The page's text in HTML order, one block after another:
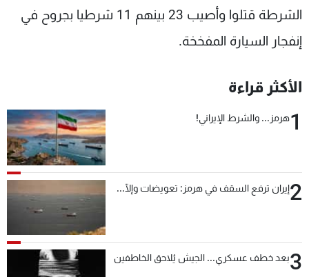
الشرطة قتلوا وأصيب 23 بينهم 11 شرطيا بجروح في
إنفجار السيارة المفخخة.
الأكثر قراءة
1هرمز... والشرط الإيراني!
2إيران ترفع السقف في هرمز: تعويضات وإلّا...
3بعد خطف عسكري... الجيش يُلاحق الخاطفين